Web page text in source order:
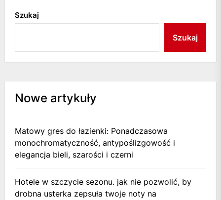
Szukaj
Szukaj
Nowe artykuły
Matowy gres do łazienki: Ponadczasowa
monochromatyczność, antypoślizgowość i
elegancja bieli, szarości i czerni
Hotele w szczycie sezonu. jak nie pozwolić, by
drobna usterka zepsuła twoje noty na